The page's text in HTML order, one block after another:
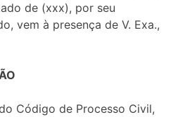
de (xxx), por seu
vem à presença de V. Exa.,
Código de Processo Civil,